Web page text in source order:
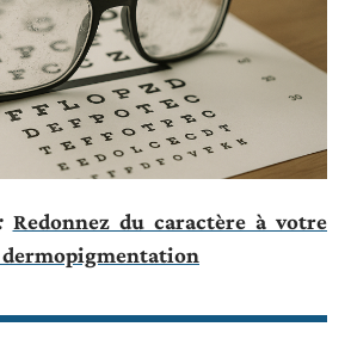
Redonnez du caractère à votre
dermopigmentation